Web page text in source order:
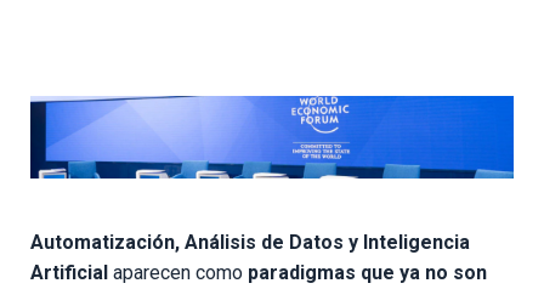
Automatización, Análisis de Datos y Inteligencia
Artificial aparecen como paradigmas que ya no son